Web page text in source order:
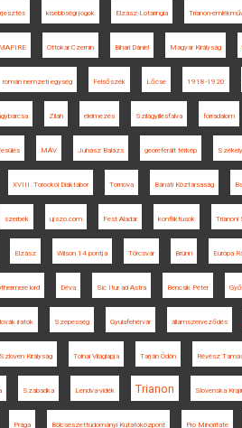
kisebbségi jogok Elzász-Lotaringia Trianon-
MAPIRE Ottokar Czernin Bihari Dániel Magyar Királyság
román nemzeti egység Felsőszék Lőcse 1918-1920
Zilah élelmezés Szilágyillésfalva forradalom
MÁV Juhász Balázs georeferált térkép
XVIII. Torockói Diáktábor Tornova Bánáti Köztársaság
szerbek ujszo.com Fest Aladár konfliktusok Trianoni
Elzász Wilson 14 pontja Törcsvár Brünn Európa
lord Déva Sic Itur ad Astra Bencsik Péter
iratok Szepesség Gyulafehérvár államszerveződés
Királyság Tolnai Világlapja Tarján Ödön Révész
Szabadka Lendva-vidék Trianon Slovenska
Prága Bölcsészettudományi Kutatóközpont Pro Minoritate